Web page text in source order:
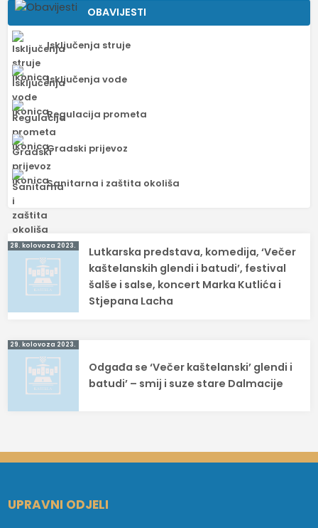
OBAVIJESTI
Isključenja struje
Isključenja vode
Regulacija prometa
Gradski prijevoz
Sanitarna i zaštita okoliša
Navigacija
objava
28. kolovoza 2023.
Lutkarska predstava, komedija, ‘Večer
kaštelanskih glendi i batudi’, festival
šalše i salse, koncert Marka Kutlića i
Stjepana Lacha
29. kolovoza 2023.
Odgađa se ‘Večer kaštelanski’ glendi i
batudi’ – smij i suze stare Dalmacije
UPRAVNI ODJELI